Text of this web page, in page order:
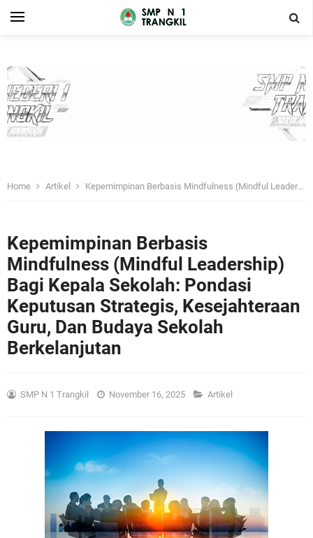
Home Artikel Kepemimpinan Berbasis Mindfulness (Mindful Leadership) Bagi Kepala Sekolah: Pondasi Keputusan Strategis, Kesejahteraan Guru, Dan Budaya Sekolah Berkelanjutan
Kepemimpinan Berbasis
Mindfulness (Mindful Leadership)
Bagi Kepala Sekolah: Pondasi
Keputusan Strategis, Kesejahteraan
Guru, Dan Budaya Sekolah
Berkelanjutan
SMP N 1 Trangkil November 16, 2025 Artikel